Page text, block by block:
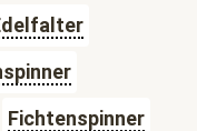
Fichtenspinner